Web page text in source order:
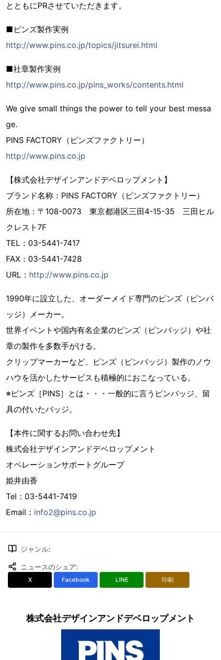
とともにPRさせていただきます。
■ピンズ製作実例
http://www.pins.co.jp/topics/jitsurei.html
■社章製作実例
http://www.pins.co.jp/pins_works/contents.html
We give small things the power to tell your best messa
ge.
PINS FACTORY（ピンズファクトリー）
http://www.pins.co.jp
【株式会社デザインアンドデベロップメント】
ブランド名称：PINS FACTORY（ピンズファクトリー）
所在地：〒108-0073 東京都港区三田4-15-35 三田ヒル
クレスト7F
TEL：03-5441-7417
FAX：03-5441-7428
URL： http://www.pins.co.jp
1990年に設立した、オーダーメイド専門のピンズ（ピンバ
ッジ）メーカー。
世界イベントや国内有名企業のピンズ（ピンバッジ）や社
章の製作を多数手がける。
クリップマーカーなど、ピンズ（ピンバッジ）製作のノウ
ハウを活かしたサービスも積極的におこなっている。
※ピンズ［PINS］とは・・・一般的に言うピンバッジ、留
具の付いたバッジ。
【本件に関するお問い合わせ先】
株式会社デザインアンドデベロップメント
オペレーションサポートグループ
姫井由香
Tel：03-5441-7419
Email： info2@pins.co.jp
ジャンル:
ニュースのシェア:
X Facebook LINE 印刷
株式会社デザインアンドデベロップメント